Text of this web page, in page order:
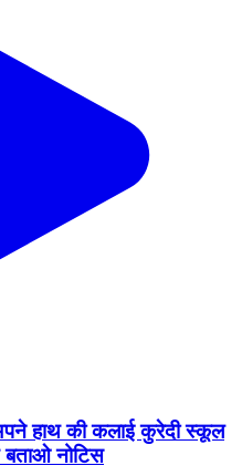
हाथ की कलाई कुरेदी स्कूल
बताओ नोटिस